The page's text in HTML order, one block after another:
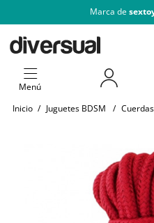
Marca de
Menú
Inicio / Juguetes BDSM /